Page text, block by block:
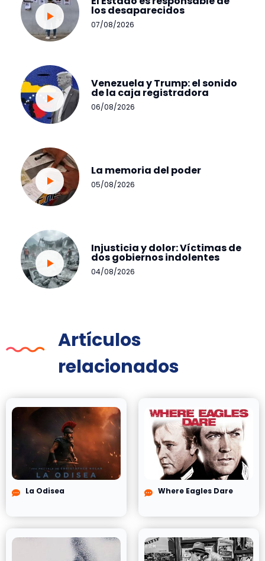
los desaparecidos
07/08/2026
Venezuela y Trump: el sonido
de la caja registradora
06/08/2026
La memoria del poder
05/08/2026
Injusticia y dolor: Víctimas de
dos gobiernos indolentes
04/08/2026
Artículos
relacionados
La Odisea Where Eagles Dare